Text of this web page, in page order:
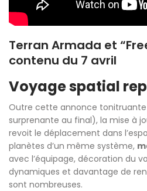
Terran Armada et
contenu du 7 avril
Voyage spatial
Outre cette annonce
surprenante au final), la mise à
revoit le déplacement dans
planètes d’un même système,
avec l’équipage, décoration du
dynamiques et davantage de
sont nombreuses.